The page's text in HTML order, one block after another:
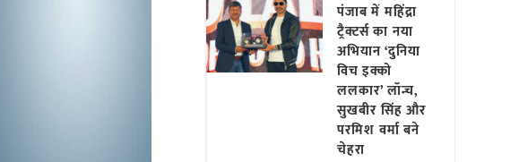
पंजाब में महिंद्रा
ट्रैक्टर्स का नया
अभियान ‘दुनिया
विच इक्को
ललकार’ लॉन्च,
सुखबीर सिंह और
परमिश वर्मा बने
चेहरा